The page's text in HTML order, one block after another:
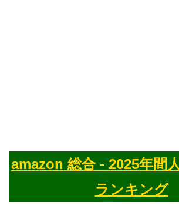
amazon 総合 - 2025年間
ランキング